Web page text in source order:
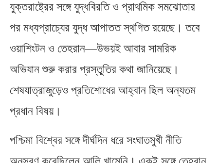
যুক্তরাষ্ট্রের সঙ্গে যুদ্ধবিরতি ও প্রাথমিক সমঝোতার
পর মধ্যপ্রাচ্যের যুদ্ধ আপাতত স্থগিত রয়েছে। তবে
ওয়াশিংটন ও তেহরান—উভয়ই আবার সামরিক
অভিযান শুরু করার প্রস্তুতির কথা জানিয়েছে।
শেষযাত্রাজুড়েও প্রতিশোধের আহ্বান ছিল অন্যতম
প্রধান বিষয়।
পশ্চিমা বিশ্বের সঙ্গে দীর্ঘদিন ধরে সংঘাতমুখী নীতি